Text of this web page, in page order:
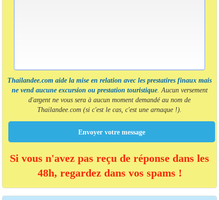
Thailandee.com aide la mise en relation avec les prestatires finaux mais
ne vend aucune excursion ou prestation touristique. Aucun versement
d'argent ne vous sera à aucun moment demandé au nom de
Thailandee.com (si c'est le cas, c'est une arnaque !).
Envoyer votre message
Si vous n'avez pas reçu de réponse dans les
48h, regardez dans vos spams !